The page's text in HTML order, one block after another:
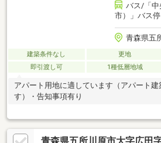
バス/「中
市）」バス
青森県五
建築条件なし 更地
即引渡し可
1種低層地域
アパート用地に適しています（アパート建
す）・告知事項有り